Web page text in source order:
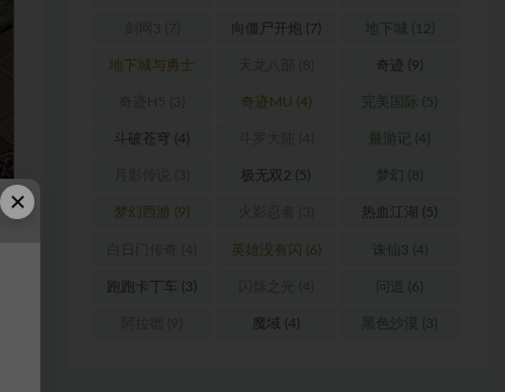
向僵尸开炮 (7) 地下城 (12)
地下城与勇士 奇迹 (9)
奇迹MU (4) 完美国际 (5)
斗破苍穹 (4) 最游记 (4)
极无双2 (5) 梦幻 (8)
梦幻西游 (9) 热血江湖 (5)
英雄没有闪 (6) 诛仙3 (4)
跑跑卡丁车 (3) 问道 (6)
魔域 (4) 黑色沙漠 (3)
×